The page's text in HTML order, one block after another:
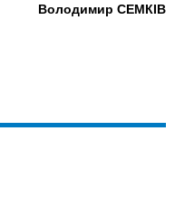
Володимир СЕМКІВ